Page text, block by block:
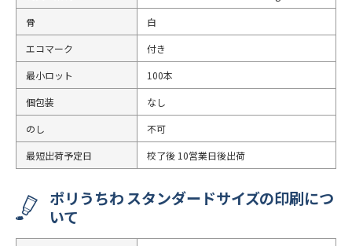
骨
白
エコマーク
付き
最小ロット
100本
個包装
なし
のし
不可
最短出荷予定日
校了後 10営業日後出荷
ポリうちわ スタンダードサイズの印刷につ
いて